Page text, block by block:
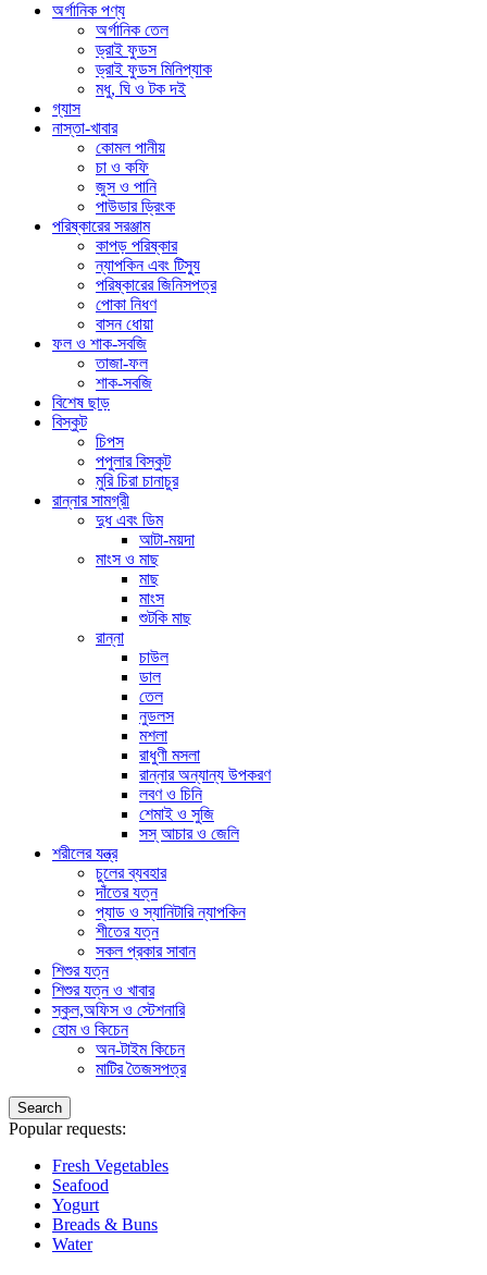
অর্গানিক পণ্য
অর্গানিক তেল
ড্রাই ফুডস
ড্রাই ফুডস মিনিপ্যাক
মধু, ঘি ও টক দই
গ্যাস
নাস্তা-খাবার
কোমল পানীয়
চা ও কফি
জুস ও পানি
পাউডার ড্রিংক
পরিষ্কারের সরঞ্জাম
কাপড় পরিষ্কার
ন্যাপকিন এবং টিস্যু
পরিষ্কারের জিনিসপত্র
পোকা নিধণ
বাসন ধোয়া
ফল ও শাক-সবজি
তাজা-ফল
শাক-সবজি
বিশেষ ছাড়
বিস্কুট
চিপস
পপুলার বিস্কুট
মুরি চিরা চানাচুর
রান্নার সামগ্রী
দুধ এবং ডিম
আটা-ময়দা
মাংস ও মাছ
মাছ
মাংস
শুটকি মাছ
রান্না
চাউল
ডাল
তেল
নুডলস
মশলা
রাধুণী মসলা
রান্নার অন্যান্য উপকরণ
লবণ ও চিনি
শেমাই ও সুজি
সস্ আচার ও জেলি
শরীলের যন্ত্র
চুলের ব্যবহার
দাঁতের যত্ন
প্যাড ও স্যানিটারি ন্যাপকিন
শীতের যত্ন
সকল প্রকার সাবান
শিশুর যত্ন
শিশুর যত্ন ও খাবার
স্কুল,অফিস ও স্টেশনারি
হোম ও কিচেন
অন-টাইম কিচেন
মাটির তৈজসপত্র
Search
Popular requests:
Fresh Vegetables
Seafood
Yogurt
Breads & Buns
Water